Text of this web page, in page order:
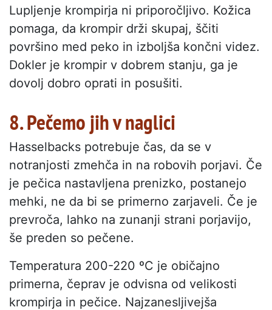
Lupljenje krompirja ni priporočljivo. Kožica
pomaga, da krompir drži skupaj, ščiti
površino med peko in izboljša končni videz.
Dokler je krompir v dobrem stanju, ga je
dovolj dobro oprati in posušiti.
8. Pečemo jih v naglici
Hasselbacks potrebuje čas, da se v
notranjosti zmehča in na robovih porjavi. Če
je pečica nastavljena prenizko, postanejo
mehki, ne da bi se primerno zarjaveli. Če je
prevroča, lahko na zunanji strani porjavijo,
še preden so pečene.
Temperatura 200-220 ºC je običajno
primerna, čeprav je odvisna od velikosti
krompirja in pečice. Najzanesljivejša